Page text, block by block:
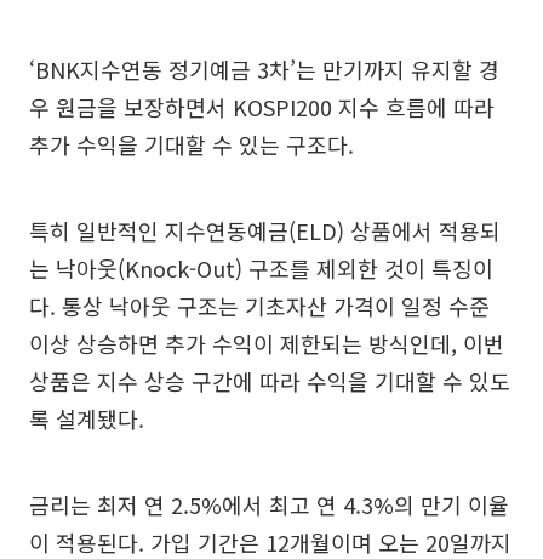
‘BNK지수연동 정기예금 3차’는 만기까지 유지할 경
우 원금을 보장하면서 KOSPI200 지수 흐름에 따라
추가 수익을 기대할 수 있는 구조다.
특히 일반적인 지수연동예금(ELD) 상품에서 적용되
는 낙아웃(Knock-Out) 구조를 제외한 것이 특징이
다. 통상 낙아웃 구조는 기초자산 가격이 일정 수준
이상 상승하면 추가 수익이 제한되는 방식인데, 이번
상품은 지수 상승 구간에 따라 수익을 기대할 수 있도
록 설계됐다.
금리는 최저 연 2.5%에서 최고 연 4.3%의 만기 이율
이 적용된다. 가입 기간은 12개월이며 오는 20일까지